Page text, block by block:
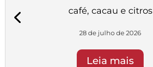
café, cacau e citros
28 de julho de 2026
Leia mais